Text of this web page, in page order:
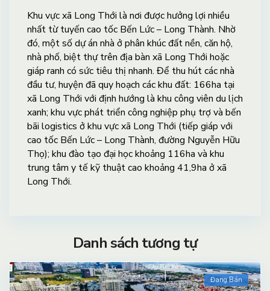
Khu vực xã Long Thới là nơi được hưởng lợi nhiều
nhất từ tuyến cao tốc Bến Lức – Long Thành. Nhờ
đó, một số dự án nhà ở phân khúc đất nền, căn hộ,
nhà phố, biệt thự trên địa bàn xã Long Thới hoặc
giáp ranh có sức tiêu thị nhanh. Để thu hút các nhà
đầu tư, huyện đã quy hoạch các khu đất: 166ha tại
xã Long Thới với định hướng là khu công viên du lịch
xanh; khu vực phát triển công nghiệp phụ trợ và bến
bãi logistics ở khu vực xã Long Thới (tiếp giáp với
cao tốc Bến Lức – Long Thành, đường Nguyễn Hữu
Thọ); khu đào tạo đại học khoảng 116ha và khu
trung tâm y tế kỹ thuật cao khoảng 41,9ha ở xã
Long Thới.
Danh sách tương tự
Đang Bán